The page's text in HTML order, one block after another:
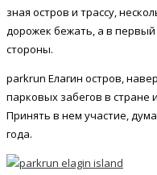
зная остров и трассу,
дорожек бежать, а в
стороны.
parkrun Елагин остров,
парковых забегов в стране
Принять в нем участие,
года.